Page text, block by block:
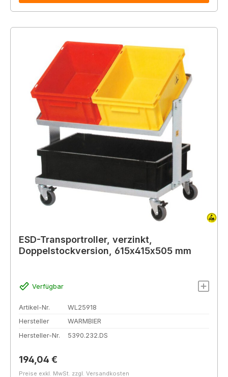
ESD-Transportroller, verzinkt,
Doppelstockversion, 615x415x505 mm
Verfügbar
Artikel-Nr.
WL25918
Hersteller
WARMBIER
Hersteller-Nr.
5390.232.DS
Regulärer Preis:
194,04 €
Preise exkl. MwSt. zzgl. Versandkosten